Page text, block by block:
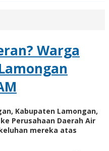
Warga
Kabupaten Lamongan,
Perusahaan Daerah Air
mereka atas